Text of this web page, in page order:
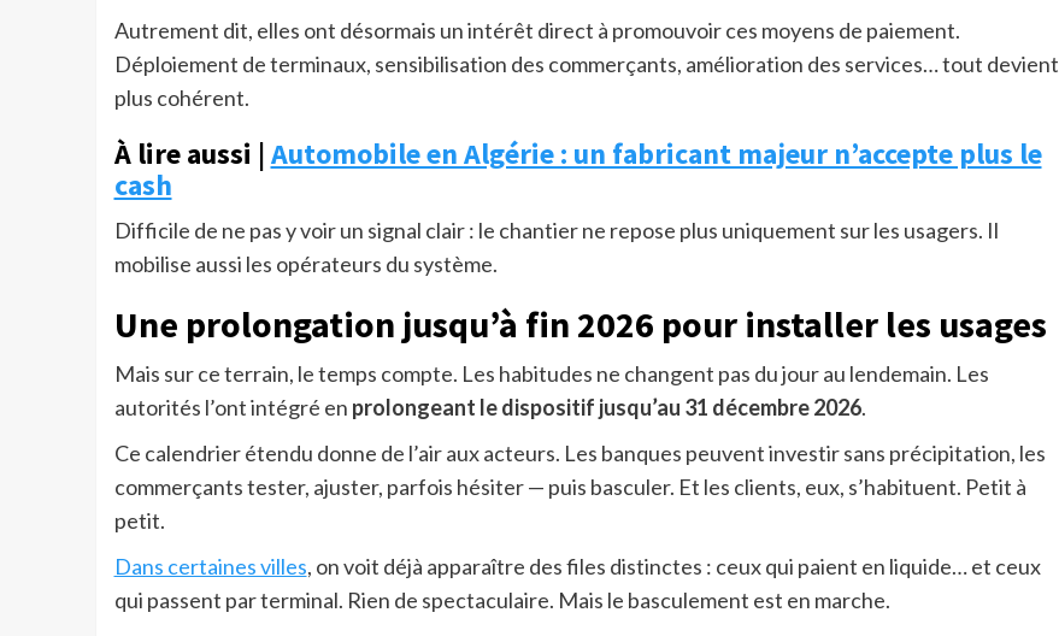
Autrement dit, elles ont désormais un intérêt direct à promouvoir ces moyens de paiement.
Déploiement de terminaux, sensibilisation des commerçants, amélioration des services… tout devient
plus cohérent.
À lire aussi |Automobile en Algérie : un fabricant majeur n’accepte plus le
cash
Difficile de ne pas y voir un signal clair : le chantier ne repose plus uniquement sur les usagers. Il
mobilise aussi les opérateurs du système.
Une prolongation jusqu’à fin 2026 pour installer les usages
Mais sur ce terrain, le temps compte. Les habitudes ne changent pas du jour au lendemain. Les
autorités l’ont intégré en prolongeant le dispositif jusqu’au 31 décembre 2026.
Ce calendrier étendu donne de l’air aux acteurs. Les banques peuvent investir sans précipitation, les
commerçants tester, ajuster, parfois hésiter — puis basculer. Et les clients, eux, s’habituent. Petit à
petit.
Dans certaines villes, on voit déjà apparaître des files distinctes : ceux qui paient en liquide… et ceux
qui passent par terminal. Rien de spectaculaire. Mais le basculement est en marche.